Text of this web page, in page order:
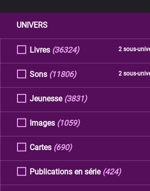
UNIVERS
Livres 2 sous-
(36324)
Sons 2 sous-
(11806)
Jeunesse (3831)
Images (1059)
Cartes (690)
Publications en série (424)